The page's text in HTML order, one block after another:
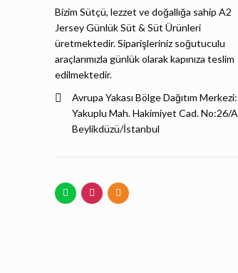
Bizim Sütçü, lezzet ve doğallığa sahip A2
Jersey Günlük Süt & Süt Ürünleri
üretmektedir. Siparişleriniz soğutuculu
araçlarımızla günlük olarak kapınıza teslim
edilmektedir.
Avrupa Yakası Bölge Dağıtım Merkezi:
Yakuplu Mah. Hakimiyet Cad. No:26/A
Beylikdüzü/İstanbul